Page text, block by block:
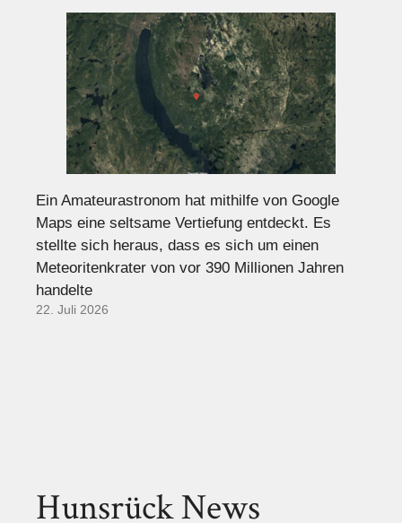
Ein Amateurastronom hat mithilfe von Google
Maps eine seltsame Vertiefung entdeckt. Es
stellte sich heraus, dass es sich um einen
Meteoritenkrater von vor 390 Millionen Jahren
handelte
22. Juli 2026
Hunsrück News